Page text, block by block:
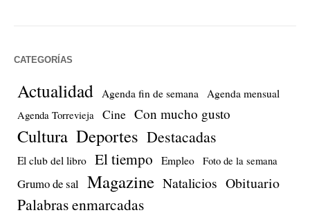
CATEGORÍAS
Actualidad Agenda fin de semana Agenda mensual
Agenda Torrevieja Cine Con mucho gusto
Cultura Deportes Destacadas
El club del libro El tiempo Empleo Foto de la semana
Grumo de sal Magazine Natalicios Obituario
Palabras enmarcadas